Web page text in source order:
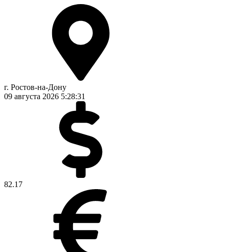
г. Ростов-на-Дону
09 августа 2026 5:28:31
82.17